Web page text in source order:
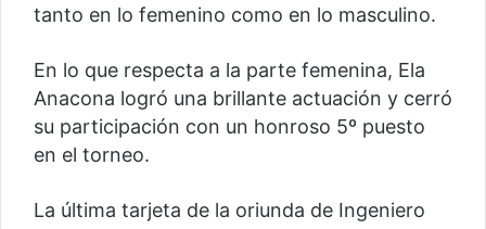
tanto en lo femenino como en lo masculino.
En lo que respecta a la parte femenina, Ela
Anacona logró una brillante actuación y cerró
su participación con un honroso 5º puesto
en el torneo.
La última tarjeta de la oriunda de Ingeniero